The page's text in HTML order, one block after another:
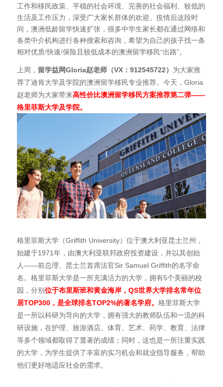
工作和移民政策、平稳的社会环境、完善的社会福利、较低的
生活及工作压力，深受广大家长群体的欢迎。疫情后这段时
间，澳洲低龄留学快速扩张，很多中学生家长都在通过网络和
各类中介机构进行各种搜索和咨询，希望为自己的孩子找一条
相对优质/快速/保险且较低成本的澳洲留学移民“出路”。
上周， 留学益网Gloria赵老师（VX：912545722） 为大家推
荐了迪肯大学及学院的澳洲留学移民专业推荐。今天，Gloria
赵老师为大家带来高性价比澳洲留学移民方案推荐第二弹——
格里菲斯大学及学院。
格里菲斯大学（Griffith University）位于澳大利亚昆士兰州，
始建于1971年，由澳大利亚联邦政府投资建设，并以其创始
人——前总理、昆士兰首席法官Sir Samuel Griffith的名字命
名。格里菲斯大学是一所充满活力的大学，拥有5个美丽的校
园，分别位于布里斯班和黄金海岸， QS世界大学排名常年位
居TOP300，是全球排名TOP2%的著名学府。 格里菲斯大学
是一所以科研为导向的大学，拥有强大的教师队伍和一流的科
研设施，在护理、旅游酒店、体育、艺术、药学、教育、法律
等多个领域都取得了显著的成绩；同时，这也是一所注重实践
的大学，为学生提供了丰富的实习机会和就业指导服务，帮助
他们更好地适应社会的需求。